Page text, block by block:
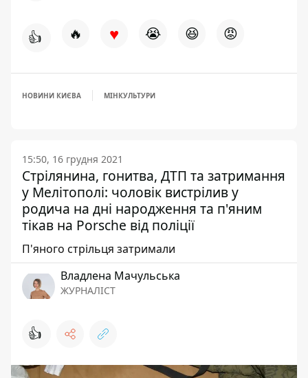
👍 🔥 ♥ 😭 😆 😡
НОВИНИ КИЄВА МІНКУЛЬТУРИ
15:50, 16 грудня 2021
Стрілянина, гонитва, ДТП та затримання
у Мелітополі: чоловік вистрілив у
родича на дні народження та п'яним
тікав на Porsche від поліції
П'яного стрільця затримали
Владлена Мачульська
ЖУРНАЛІСТ
👍